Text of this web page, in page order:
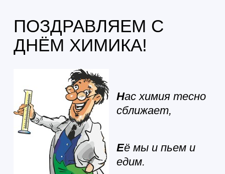
ПОЗДРАВЛЯЕМ С
ДНЁМ ХИМИКА!
Нас химия тесно
сближает,
Её мы и пьем и
едим.